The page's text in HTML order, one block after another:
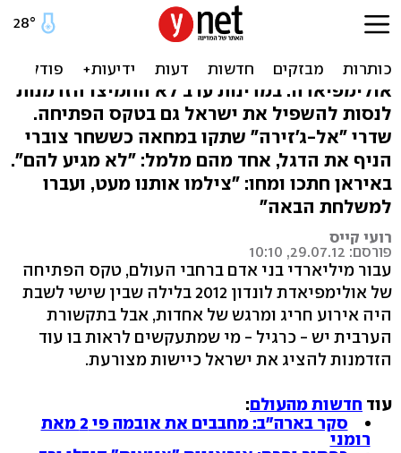
הערבים שתקו כשישראל
צעדה: "לא מגיע להם"
אולימפיאדה: במדינות ערב לא החמיצו הזדמנות
לנסות להשפיל את ישראל גם בטקס הפתיחה.
שדרי "אל-ג'זירה" שתקו במחאה כששחר צוברי
הניף את הדגל, אחד מהם מלמל: "לא מגיע להם".
באיראן חתכו ומחו: "צילמו אותנו מעט, ועברו
למשלחת הבאה"
רועי קייס
פורסם: 29.07.12, 10:10
עבור מיליארדי בני אדם ברחבי העולם, טקס הפתיחה
של אולימפיאדת לונדון 2012 בלילה שבין שישי לשבת
היה אירוע חריג ומרגש של אחדות, אבל בתקשורת
הערבית יש - כרגיל - מי שמתעקשים לראות בו עוד
הזדמנות להציג את ישראל כיישות מצורעת.
עוד חדשות מהעולם:
סקר בארה"ב: מחבבים את אובמה פי 2 מאת
רומני